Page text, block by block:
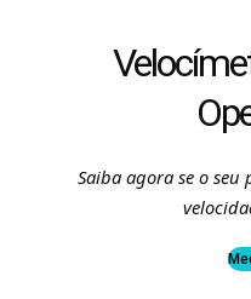
Saiba agora se o